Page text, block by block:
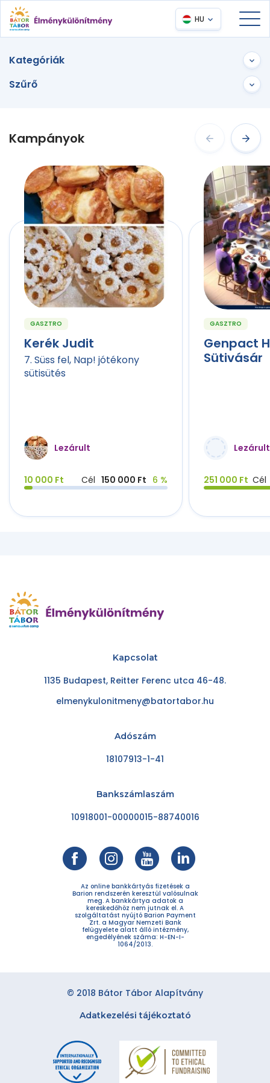
HU
Kategóriák
Szűrő
Kampányok
GASZTRO
Kerék Judit
7. Süss fel, Nap! jótékony
sütisütés
Lezárult
10 000 Ft Cél 150 000 Ft 6 %
GASZTRO
Genpact
Sütivásár
Lezárult
251 000 Ft Cél
Kapcsolat
1135 Budapest, Reitter Ferenc utca 46-48.
elmenykulonitmeny@batortabor.hu
Adószám
18107913-1-41
Bankszámlaszám
10918001-00000015-88740016
Az online bankkártyás fizetések a
Barion rendszerén keresztül valósulnak
meg. A bankkártya adatok a
kereskedőhöz nem jutnak el. A
szolgáltatást nyújtó Barion Payment
Zrt. a Magyar Nemzeti Bank
felügyelete alatt álló intézmény,
engedélyének száma: H-EN-I-
1064/2013.
© 2018 Bátor Tábor Alapítvány
Adatkezelési tájékoztató